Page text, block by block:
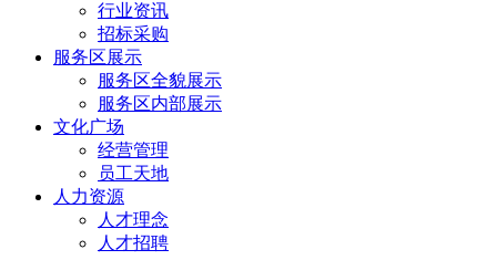
行业资讯
招标采购
服务区展示
服务区全貌展示
服务区内部展示
文化广场
经营管理
员工天地
人力资源
人才理念
人才招聘